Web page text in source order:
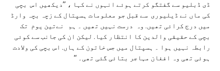
ڈی ڈبلیو سے گفتگو کرتے ہوئے انہوں نے کہا ، ’’دیکھیں اس بچی
کی ماں نے ڈیلیوری سے قبل جو معلومات ہسپتال کے زچہ بچہ وارڈ
میں درج کرائی تھیں. وہ درست نہیں تھیں ۔ ہم نےتین یوم تک
بچی کے حقیقی والدین کا انتظار کیا. لیکن ان کی جانب سے کوئی
رابطہ نہیں ہوا ۔ ہسپتال میں جس خاتون کے ہاں. اس بچی کی ولادت
ہوئی تھی وہ افغان مہاجر بتائی گئی تھی۔ ‘‘